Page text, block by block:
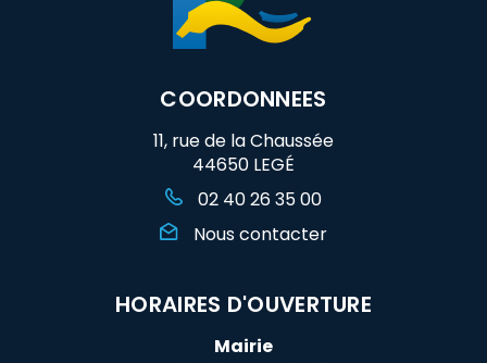
COORDONNEES
11, rue de la Chaussée
44650 LEGÉ
02 40 26 35 00
Nous contacter
HORAIRES D'OUVERTURE
Mairie